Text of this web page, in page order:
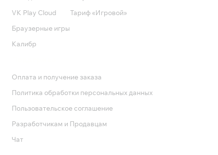
VK Play Cloud
Браузерные игры
Калибр
Тариф «Игровой»
Оплата и получение заказа
Политика обработки персональных данных
Пользовательское соглашение
Разработчикам и Продавцам
Чат